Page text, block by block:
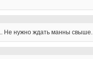
Не нужно ждать манны свыше.